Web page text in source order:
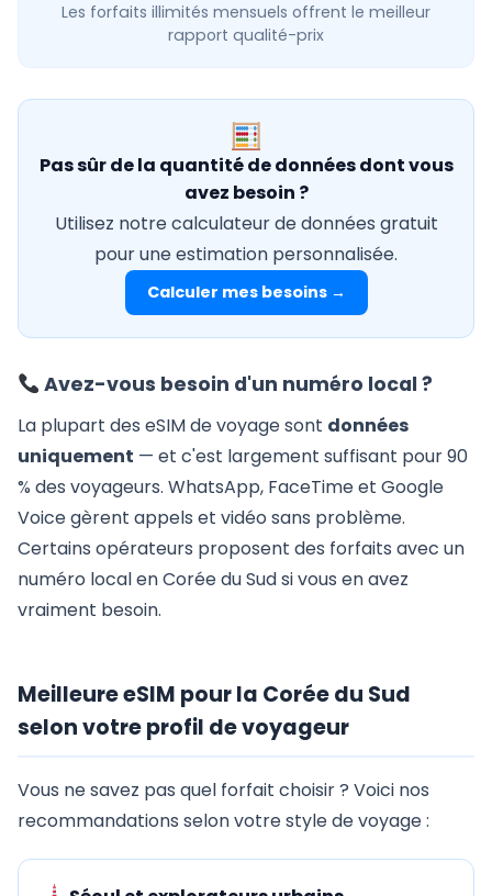
Les forfaits illimités mensuels offrent le meilleur
rapport qualité-prix
Pas sûr de la quantité de données dont vous
avez besoin ?
Utilisez notre calculateur de données gratuit
pour une estimation personnalisée.
Calculer mes besoins →
Avez-vous besoin d'un numéro local ?
La plupart des eSIM de voyage sont données
uniquement — et c'est largement suffisant pour 90
% des voyageurs. WhatsApp, FaceTime et Google
Voice gèrent appels et vidéo sans problème.
Certains opérateurs proposent des forfaits avec un
numéro local en Corée du Sud si vous en avez
vraiment besoin.
Meilleure eSIM pour la Corée du Sud
selon votre profil de voyageur
Vous ne savez pas quel forfait choisir ? Voici nos
recommandations selon votre style de voyage :